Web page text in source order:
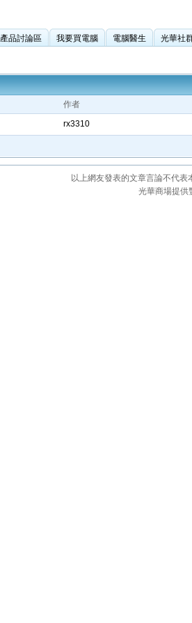
產品討論區 我要買電腦 電腦醫生 光華社
作者
rx3310
以上網友發表的文章言論不代
光華商場提供